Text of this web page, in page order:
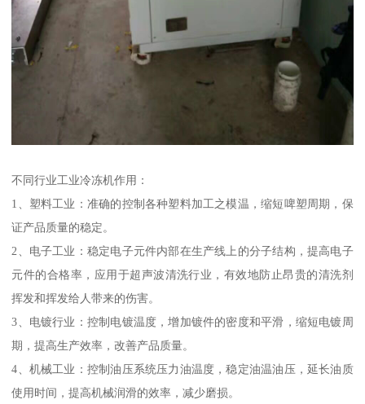
不同行业工业冷冻机作用：
1、塑料工业：准确的控制各种塑料加工之模温，缩短啤塑周期，保
证产品质量的稳定。
2、电子工业：稳定电子元件内部在生产线上的分子结构，提高电子
元件的合格率，应用于超声波清洗行业，有效地防止昂贵的清洗剂
挥发和挥发给人带来的伤害。
3、电镀行业：控制电镀温度，增加镀件的密度和平滑，缩短电镀周
期，提高生产效率，改善产品质量。
4、机械工业：控制油压系统压力油温度，稳定油温油压，延长油质
使用时间，提高机械润滑的效率，减少磨损。